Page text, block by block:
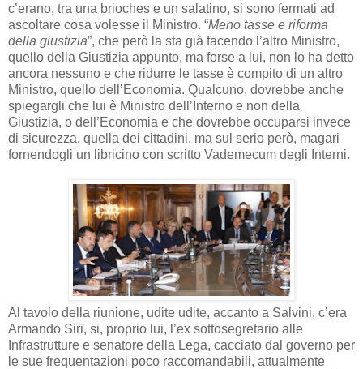
c’erano, tra una brioches e un salatino, si sono fermati ad
ascoltare cosa volesse il Ministro. “Meno tasse e riforma
della giustizia”, che però la sta già facendo l’altro Ministro,
quello della Giustizia appunto, ma forse a lui, non lo ha detto
ancora nessuno e che ridurre le tasse è compito di un altro
Ministro, quello dell’Economia. Qualcuno, dovrebbe anche
spiegargli che lui è Ministro dell’Interno e non della
Giustizia, o dell’Economia e che dovrebbe occuparsi invece
di sicurezza, quella dei cittadini, ma sul serio però, magari
fornendogli un libricino con scritto Vademecum degli Interni.
Al tavolo della riunione, udite udite, accanto a Salvini, c’era
Armando Siri, si, proprio lui, l’ex sottosegretario alle
Infrastrutture e senatore della Lega, cacciato dal governo per
le sue frequentazioni poco raccomandabili, attualmente